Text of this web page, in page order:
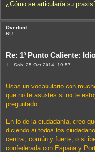
¿Cómo se articularía su
Overlord
RU
Re: 1º Punto Caliente:
M
a
j
Sab, 25 Oct 2014, 19:57
Usas un vocabulario con
que no te asustes si no te
preguntado.
En lo de la ciudadanía, creo
diciendo si todos los
central, común y fuerte; o si
confederada con España y